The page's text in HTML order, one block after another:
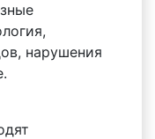
нарушения